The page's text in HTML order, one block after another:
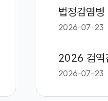
법정감염
2026-07-23
2026 검역
2026-07-23